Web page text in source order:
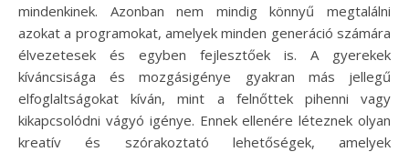
mindenkinek. Azonban nem mindig könnyű megtalálni
azokat a programokat, amelyek minden generáció számára
élvezetesek és egyben fejlesztőek is. A gyerekek
kíváncsisága és mozgásigénye gyakran más jellegű
elfoglaltságokat kíván, mint a felnőttek pihenni vagy
kikapcsolódni vágyó igénye. Ennek ellenére léteznek olyan
kreatív és szórakoztató lehetőségek, amelyek